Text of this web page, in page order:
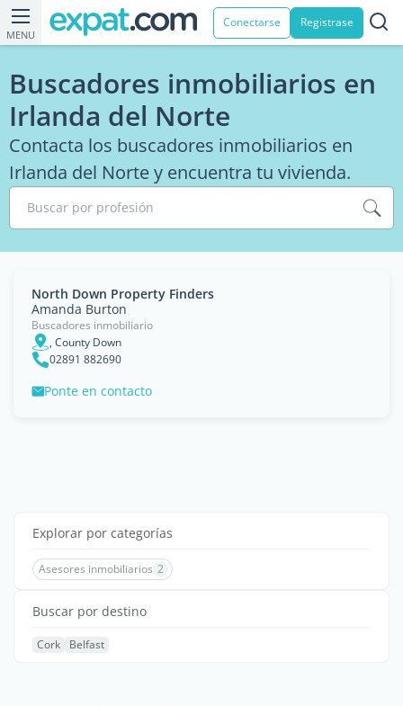
MENU
Conectarse Registrase
Buscadores inmobiliarios en
Irlanda del Norte
Contacta los buscadores inmobiliarios en
Irlanda del Norte y encuentra tu vivienda.
Buscar por profesión
North Down Property Finders
Amanda Burton
Buscadores inmobiliario
, County Down
02891 882690
Ponte en contacto
Explorar por categorías
Asesores inmobiliarios 2
Buscar por destino
Cork Belfast